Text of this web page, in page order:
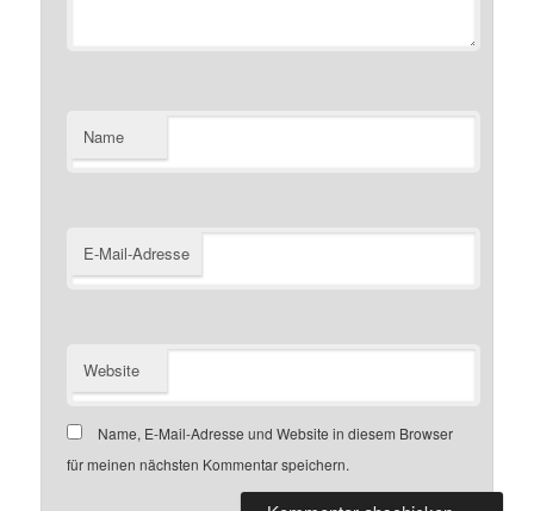
Name
E-Mail-Adresse
Website
Name, E-Mail-Adresse und Website in diesem Browser
für meinen nächsten Kommentar speichern.